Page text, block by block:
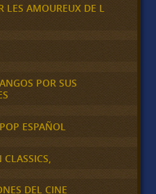
AMOUREUX DE L
POR SUS
ESPAÑOL
DEL CINE